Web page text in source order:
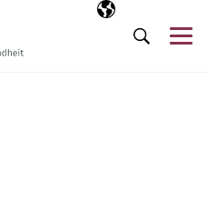
Ausgewählte
DE
Suche